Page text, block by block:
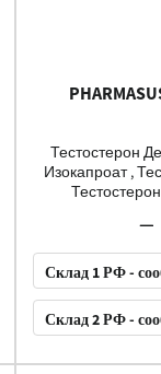
Тестостерон
Изокапроат ,
Склад 1 РФ -
Склад 2 РФ -